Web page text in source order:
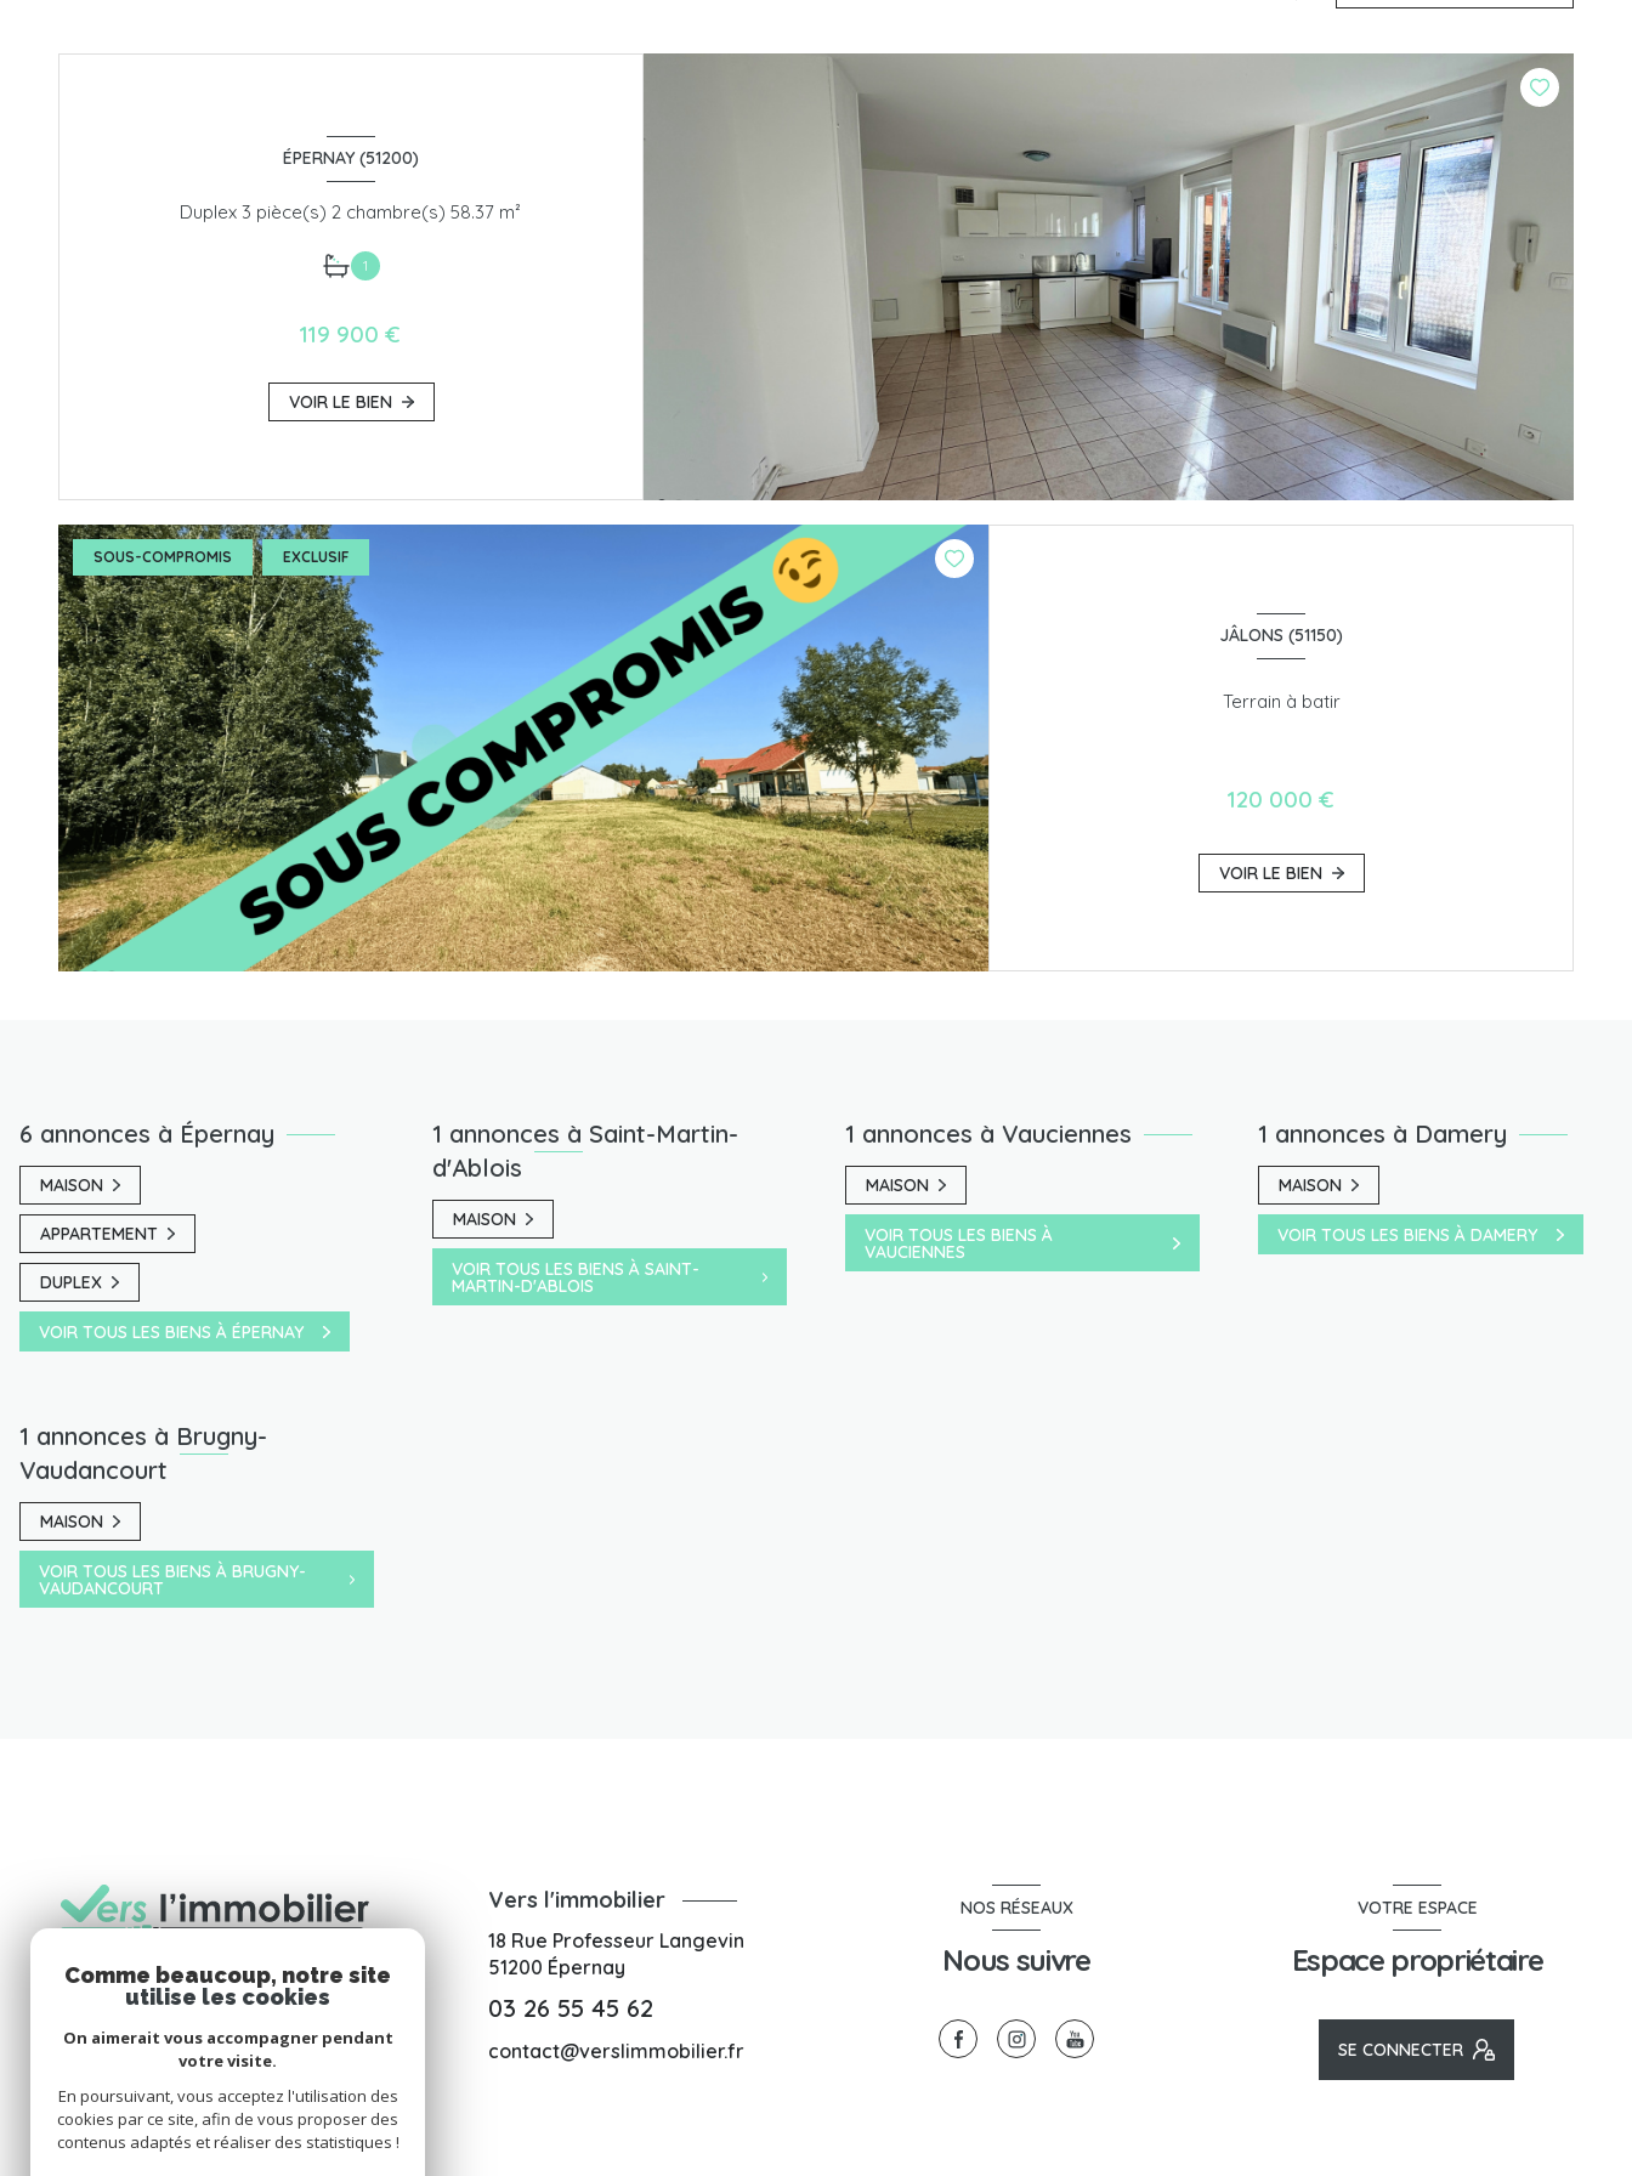
ÉPERNAY (51200)
Duplex 3 pièce(s) 2 chambre(s) 58.37 m²
1
119 900 €
VOIR LE BIEN
SOUS-COMPROMIS EXCLUSIF
JÂLONS (51150)
Terrain à batir
120 000 €
VOIR LE BIEN
6 annonces à Épernay
MAISON
APPARTEMENT
DUPLEX
VOIR TOUS LES BIENS À ÉPERNAY
1 annonces à Saint-Martin-
d'Ablois
MAISON
VOIR TOUS LES BIENS À SAINT-
MARTIN-D'ABLOIS
1 annonces à Vauciennes
MAISON
VOIR TOUS LES BIENS À
VAUCIENNES
1 annonces à Damery
MAISON
VOIR TOUS LES BIENS À DAMERY
1 annonces à Brugny-
Vaudancourt
MAISON
VOIR TOUS LES BIENS À BRUGNY-
VAUDANCOURT
Vers l'immobilier
18 Rue Professeur Langevin
51200 Épernay
03 26 55 45 62
contact@verslimmobilier.fr
NOS RÉSEAUX
Nous suivre
VOTRE ESPACE
Espace propriétaire
SE CONNECTER
Comme beaucoup, notre site
utilise les cookies
On aimerait vous accompagner pendant
votre visite.
En poursuivant, vous acceptez l'utilisation des
cookies par ce site, afin de vous proposer des
contenus adaptés et réaliser des statistiques !